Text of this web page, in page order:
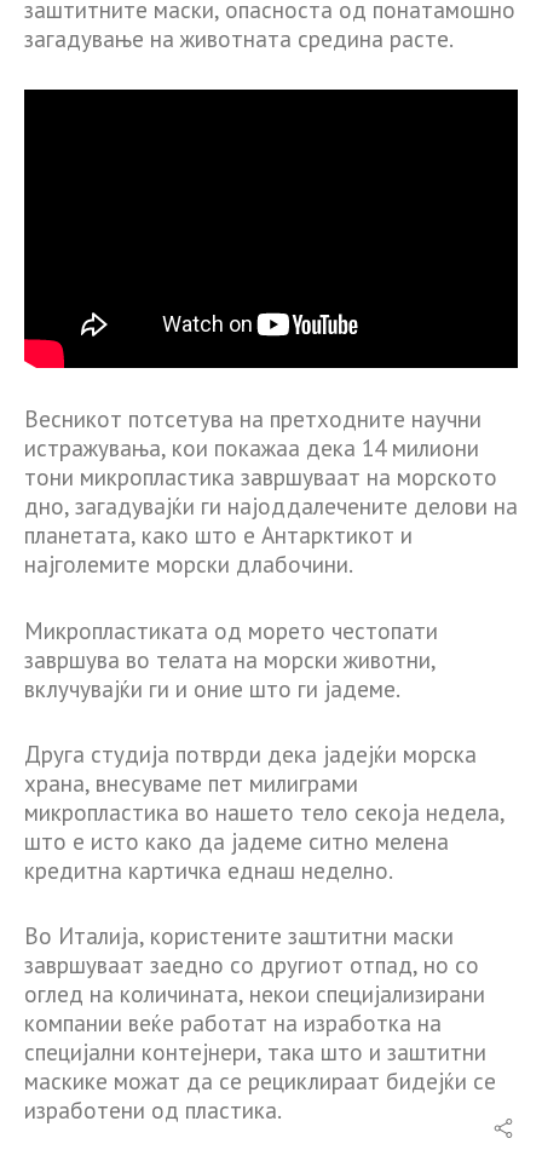
заштитните маски, опасноста од понатамошно
загадување на животната средина расте.
Весникот потсетува на претходните научни
истражувања, кои покажаа дека 14 милиони
тони микропластика завршуваат на морското
дно, загадувајќи ги најоддалечените делови на
планетата, како што е Антарктикот и
најголемите морски длабочини.
Микропластиката од морето честопати
завршува во телата на морски животни,
вклучувајќи ги и оние што ги јадеме.
Друга студија потврди дека јадејќи морска
храна, внесуваме пет милиграми
микропластика во нашето тело секоја недела,
што е исто како да јадеме ситно мелена
кредитна картичка еднаш неделно.
Во Италија, користените заштитни маски
завршуваат заедно со другиот отпад, но со
оглед на количината, некои специјализирани
компании веќе работат на изработка на
специјални контејнери, така што и заштитни
маскике можат да се рециклираат бидејќи се
изработени од пластика.